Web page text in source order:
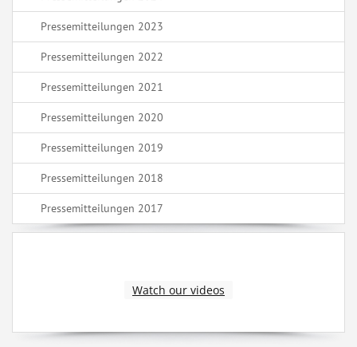
Pressemitteilungen 2023
Pressemitteilungen 2022
Pressemitteilungen 2021
Pressemitteilungen 2020
Pressemitteilungen 2019
Pressemitteilungen 2018
Pressemitteilungen 2017
Watch our videos